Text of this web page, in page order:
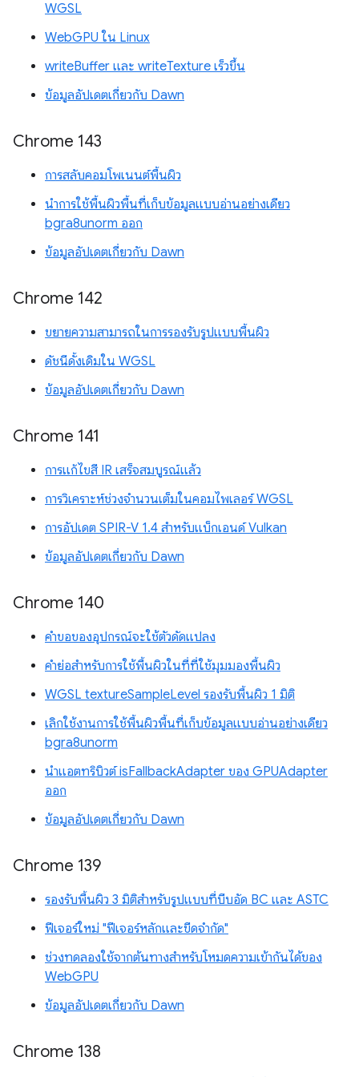
WGSL
WebGPU ใน Linux
writeBuffer และ writeTexture เร็วขึ้น
ข้อมูลอัปเดตเกี่ยวกับ Dawn
Chrome 143
การสลับคอมโพเนนต์พื้นผิว
นำการใช้พื้นผิวพื้นที่เก็บข้อมูลแบบอ่านอย่างเดียว
bgra8unorm ออก
ข้อมูลอัปเดตเกี่ยวกับ Dawn
Chrome 142
ขยายความสามารถในการรองรับรูปแบบพื้นผิว
ดัชนีดั้งเดิมใน WGSL
ข้อมูลอัปเดตเกี่ยวกับ Dawn
Chrome 141
การแก้ไขสี IR เสร็จสมบูรณ์แล้ว
การวิเคราะห์ช่วงจำนวนเต็มในคอมไพเลอร์ WGSL
การอัปเดต SPIR-V 1.4 สำหรับแบ็กเอนด์ Vulkan
ข้อมูลอัปเดตเกี่ยวกับ Dawn
Chrome 140
คำขอของอุปกรณ์จะใช้ตัวดัดแปลง
คำย่อสำหรับการใช้พื้นผิวในที่ที่ใช้มุมมองพื้นผิว
WGSL textureSampleLevel รองรับพื้นผิว 1 มิติ
เลิกใช้งานการใช้พื้นผิวพื้นที่เก็บข้อมูลแบบอ่านอย่างเดียว
bgra8unorm
นำแอตทริบิวต์ isFallbackAdapter ของ GPUAdapter
ออก
ข้อมูลอัปเดตเกี่ยวกับ Dawn
Chrome 139
รองรับพื้นผิว 3 มิติสำหรับรูปแบบที่บีบอัด BC และ ASTC
ฟีเจอร์ใหม่ "ฟีเจอร์หลักและขีดจำกัด"
ช่วงทดลองใช้จากต้นทางสำหรับโหมดความเข้ากันได้ของ
WebGPU
ข้อมูลอัปเดตเกี่ยวกับ Dawn
Chrome 138